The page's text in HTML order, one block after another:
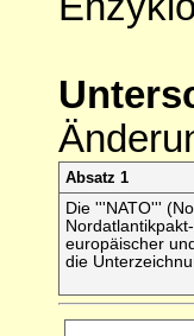
Absatz 1
Die '''NATO'''
europäischer
die